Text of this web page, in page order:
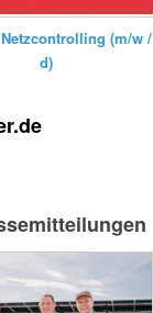
(m/w /
d)